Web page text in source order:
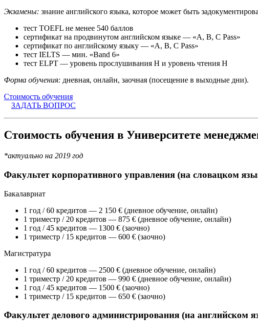
Экзамены: знание английского языка, которое может быть
тест TOEFL не менее 540 баллов
сертификат на продвинутом английском языке — «A, B, C Pass»
сертификат по английскому языку — «A, B, C Pass»
тест IELTS — мин. «Band 6»
тест ELPT — уровень прослушивания H и уровень чтения H
Форма обучения: дневная, онлайн, заочная (посещение в выходные дни).
Стоимость обучения
ЗАДАТЬ ВОПРОС
Стоимость обучения в Университете
*актуально на 2019 год
Факультет корпоративного управления (на словацком
Бакалавриат
1 год / 60 кредитов — 2 150 € (дневное обучение, онлайн)
1 триместр / 20 кредитов — 875 € (дневное обучение, онлайн)
1 год / 45 кредитов — 1300 € (заочно)
1 триместр / 15 кредитов — 600 € (заочно)
Магистратура
1 год / 60 кредитов — 2500 € (дневное обучение, онлайн)
1 триместр / 20 кредитов — 990 € (дневное обучение, онлайн)
1 год / 45 кредитов — 1500 € (заочно)
1 триместр / 15 кредитов — 650 € (заочно)
Факультет делового администрирования (на английском